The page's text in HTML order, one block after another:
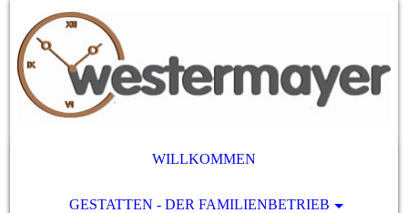
WILLKOMMEN
GESTATTEN - DER FAMILIENBETRIEB